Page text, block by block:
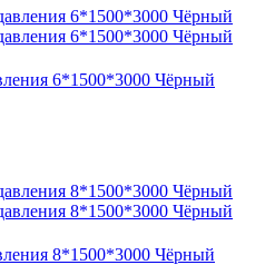
6*1500*3000 Чёрный
8*1500*3000 Чёрный